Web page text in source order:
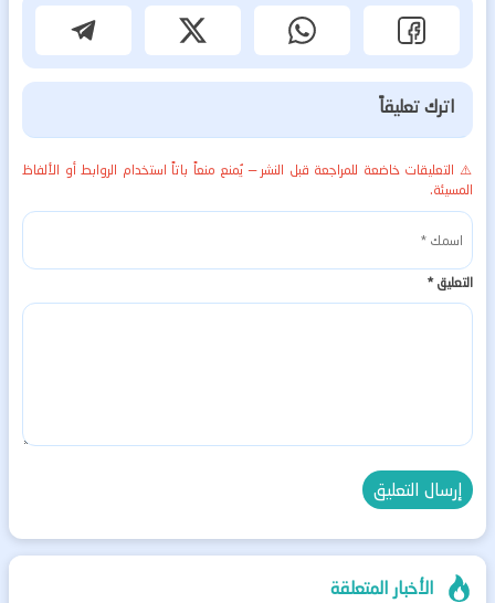
اترك تعليقاً
⚠️ التعليقات خاضعة للمراجعة قبل النشر — يُمنع منعاً باتاً استخدام الروابط أو الألفاظ
المسيئة.
التعليق*
الأخبار المتعلقة